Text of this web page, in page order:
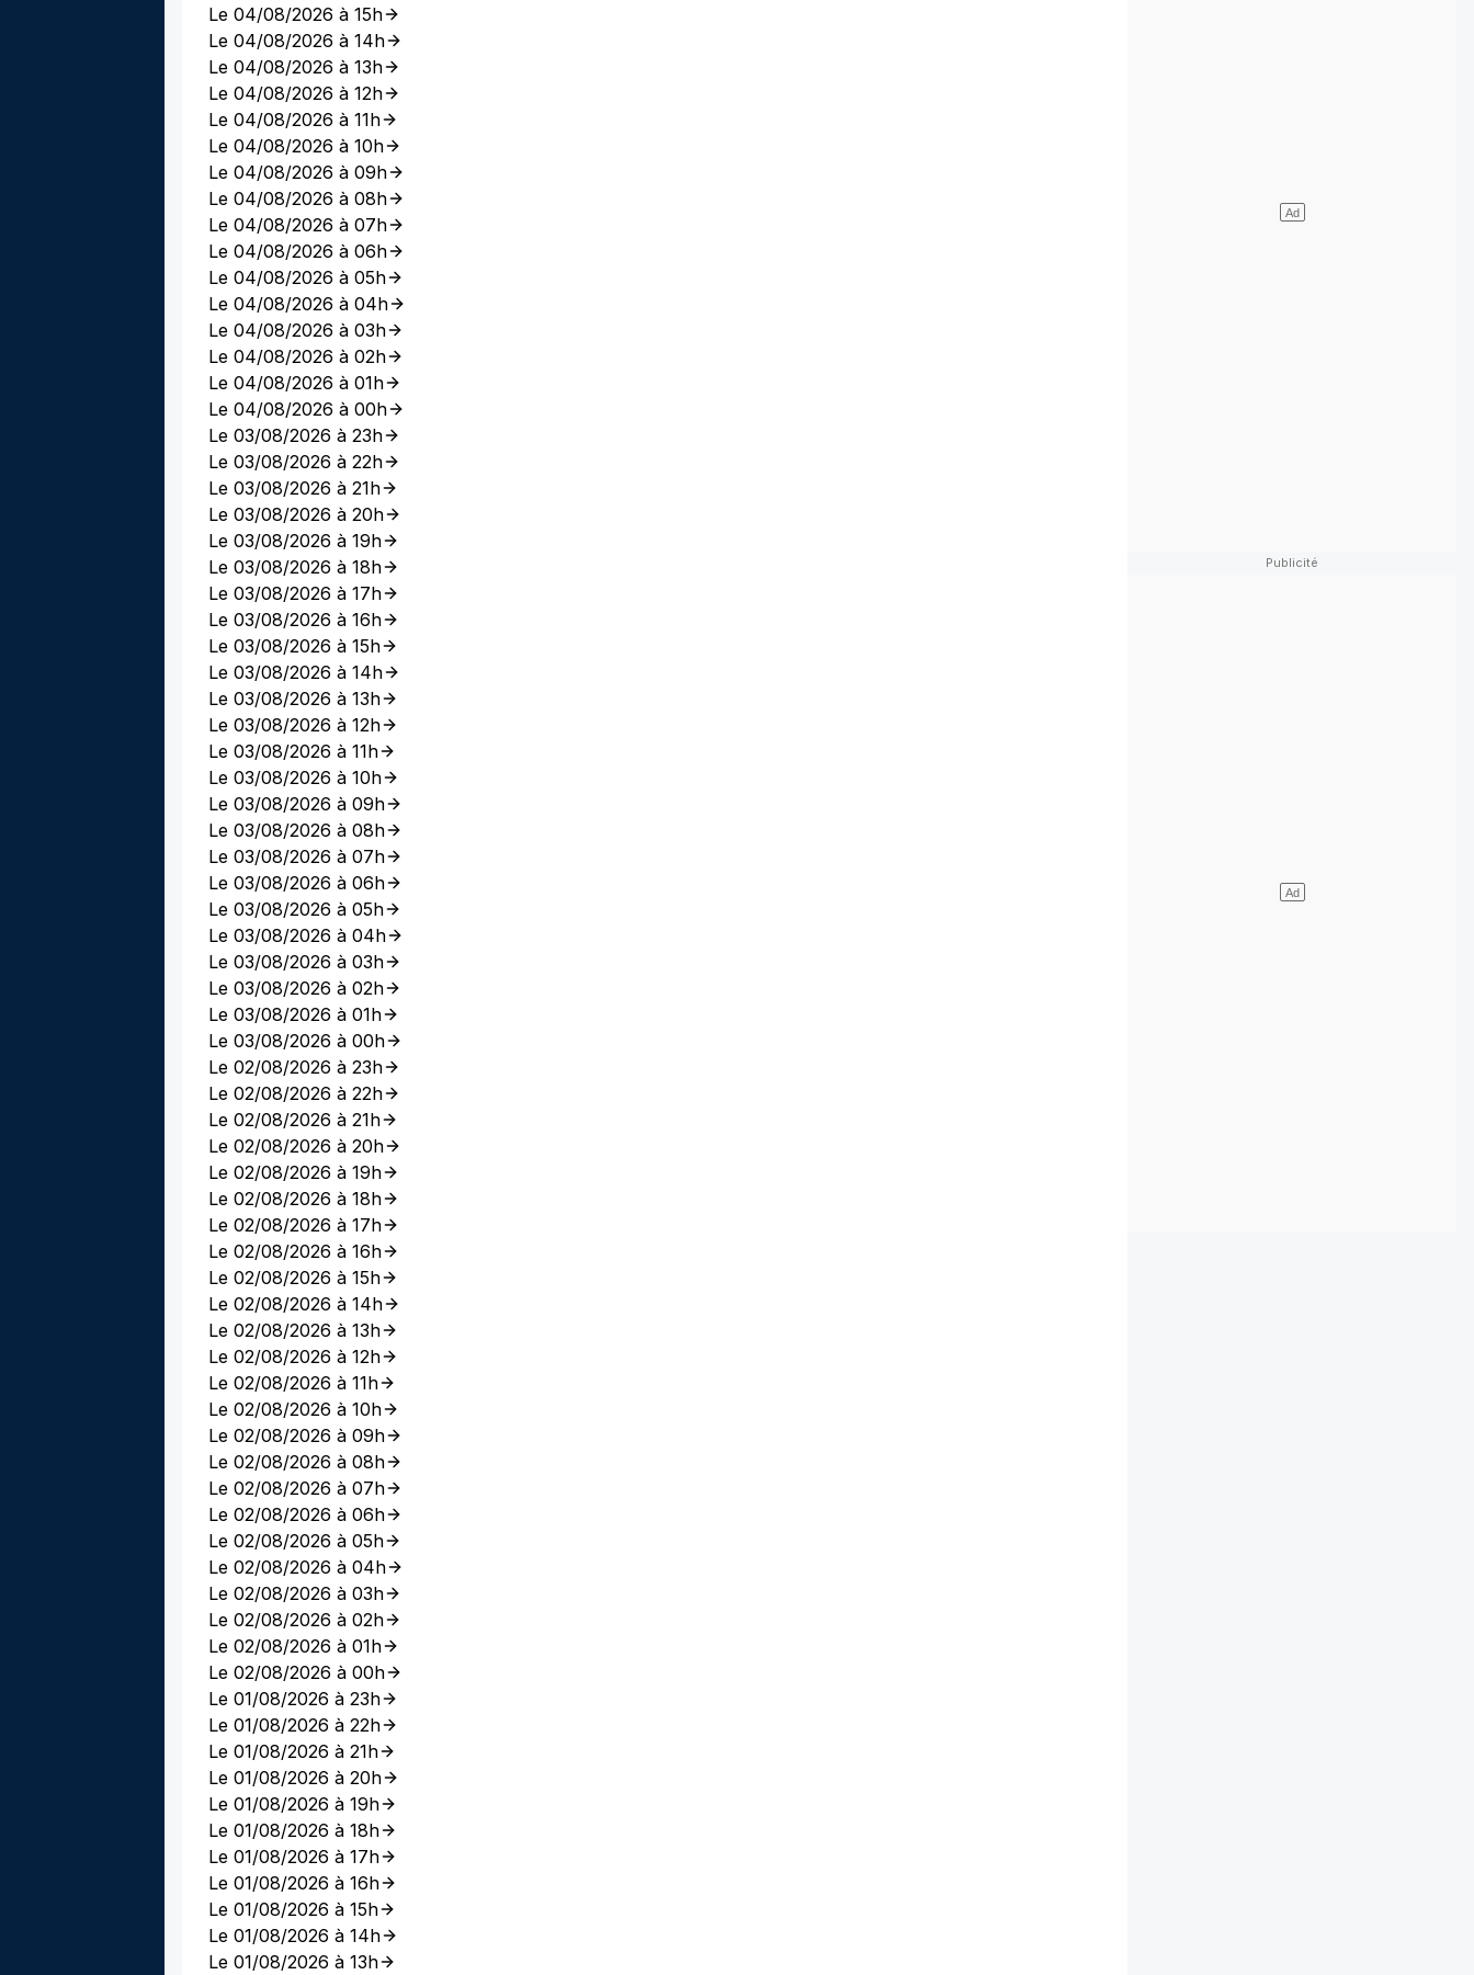
Le 04/08/2026 à 15h
Le 04/08/2026 à 14h
Le 04/08/2026 à 13h
Le 04/08/2026 à 12h
Le 04/08/2026 à 11h
Le 04/08/2026 à 10h
Le 04/08/2026 à 09h
Le 04/08/2026 à 08h
Le 04/08/2026 à 07h
Le 04/08/2026 à 06h
Le 04/08/2026 à 05h
Le 04/08/2026 à 04h
Le 04/08/2026 à 03h
Le 04/08/2026 à 02h
Le 04/08/2026 à 01h
Le 04/08/2026 à 00h
Le 03/08/2026 à 23h
Le 03/08/2026 à 22h
Le 03/08/2026 à 21h
Le 03/08/2026 à 20h
Le 03/08/2026 à 19h
Le 03/08/2026 à 18h
Le 03/08/2026 à 17h
Le 03/08/2026 à 16h
Le 03/08/2026 à 15h
Le 03/08/2026 à 14h
Le 03/08/2026 à 13h
Le 03/08/2026 à 12h
Le 03/08/2026 à 11h
Le 03/08/2026 à 10h
Le 03/08/2026 à 09h
Le 03/08/2026 à 08h
Le 03/08/2026 à 07h
Le 03/08/2026 à 06h
Le 03/08/2026 à 05h
Le 03/08/2026 à 04h
Le 03/08/2026 à 03h
Le 03/08/2026 à 02h
Le 03/08/2026 à 01h
Le 03/08/2026 à 00h
Le 02/08/2026 à 23h
Le 02/08/2026 à 22h
Le 02/08/2026 à 21h
Le 02/08/2026 à 20h
Le 02/08/2026 à 19h
Le 02/08/2026 à 18h
Le 02/08/2026 à 17h
Le 02/08/2026 à 16h
Le 02/08/2026 à 15h
Le 02/08/2026 à 14h
Le 02/08/2026 à 13h
Le 02/08/2026 à 12h
Le 02/08/2026 à 11h
Le 02/08/2026 à 10h
Le 02/08/2026 à 09h
Le 02/08/2026 à 08h
Le 02/08/2026 à 07h
Le 02/08/2026 à 06h
Le 02/08/2026 à 05h
Le 02/08/2026 à 04h
Le 02/08/2026 à 03h
Le 02/08/2026 à 02h
Le 02/08/2026 à 01h
Le 02/08/2026 à 00h
Le 01/08/2026 à 23h
Le 01/08/2026 à 22h
Le 01/08/2026 à 21h
Le 01/08/2026 à 20h
Le 01/08/2026 à 19h
Le 01/08/2026 à 18h
Le 01/08/2026 à 17h
Le 01/08/2026 à 16h
Le 01/08/2026 à 15h
Le 01/08/2026 à 14h
Le 01/08/2026 à 13h